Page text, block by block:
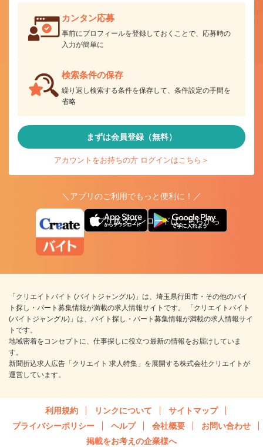
カンタン応募
事前にプロフィールを登録しておくことで、応募時の
入力が簡単に
検索条件の保存
繰り返し検索する条件を保存して、条件設定の手間を
省略
まずは会員登録（無料）
アカウントをお持ちの方 ログインはこちら＞
＼アプリのご利用でもっと便利に！／
アプリ版ダウンロードはこちらから
「クリエイトバイト (バイトジャングル)」は、埼玉県行田市・その他のバイ
ト探し・パート募集情報が満載の求人情報サイトです。 「クリエイトバイト
(バイトジャングル)」は、バイト探し・パート募集情報が満載の求人情報サイ
トです。
地域密着をコンセプトに、仕事探しに役立つ最新の情報をお届けしていま
す。
新聞折込求人広告「クリエイト 求人特集」を展開する株式会社クリエイトが
運営しています。
利用規約 リンクについて
サイトマップ
プライバシーポリシー
ヘルプ 会社概要
お問い合わせ
掲載をお考えの企業様へ